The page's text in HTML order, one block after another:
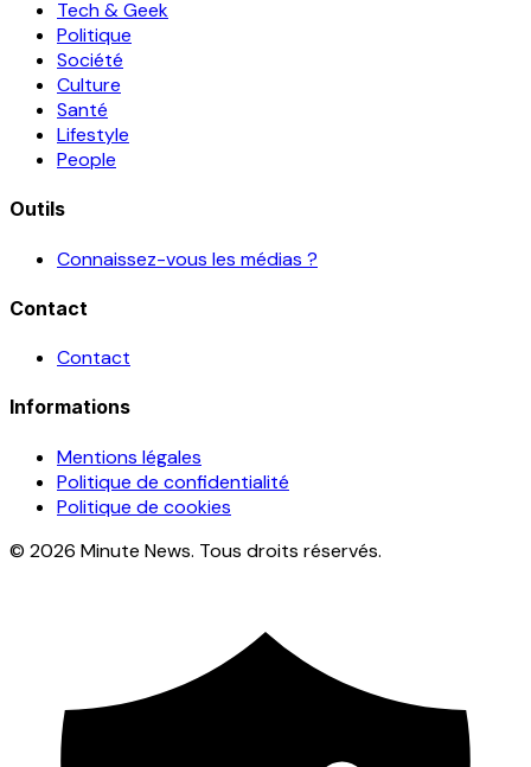
Tech & Geek
Politique
Société
Culture
Santé
Lifestyle
People
Outils
Connaissez-vous les médias ?
Contact
Contact
Informations
Mentions légales
Politique de confidentialité
Politique de cookies
© 2026 Minute News. Tous droits réservés.